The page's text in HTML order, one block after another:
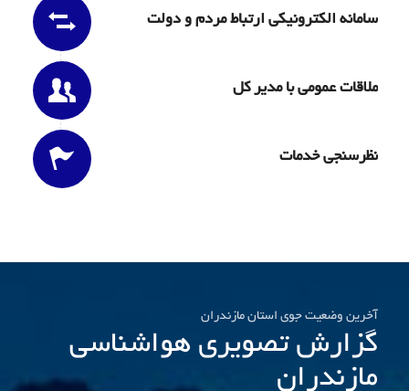
سامانه الکترونیکی ارتباط مردم و دولت
ملاقات عمومی با مدیر کل
نظرسنجی خدمات
آخرین وضعیت جوی استان مازندران
گزارش تصویری هواشناسی
مازندران